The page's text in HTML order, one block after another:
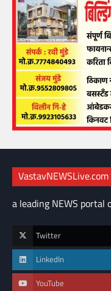
VastavNEWSLive.com
a leading NEWS portal
Twitter
LinkedIn
YouTube